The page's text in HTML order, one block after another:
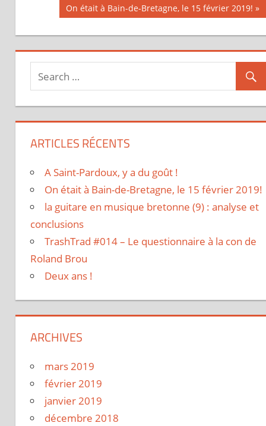
l’article
Next
On était à Bain-de-Bretagne, le 15 février 2019!
ARTICLES RÉCENTS
A Saint-Pardoux, y a du goût !
On était à Bain-de-Bretagne, le 15 février 2019!
la guitare en musique bretonne (9) : analyse et
conclusions
TrashTrad #014 – Le questionnaire à la con de
Roland Brou
Deux ans !
ARCHIVES
mars 2019
février 2019
janvier 2019
décembre 2018